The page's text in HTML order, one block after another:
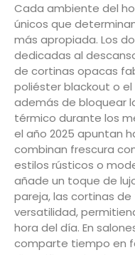
Cada ambiente del
únicos que
más apropiada. Los
dedicadas al
de cortinas opacas
poliéster blackout o
además de bloquear
térmico durante los
el año 2025 apuntan
combinan frescura
estilos rústicos o
añade un toque de
pareja, las cortinas
versatilidad,
hora del día. En
comparte tiempo en